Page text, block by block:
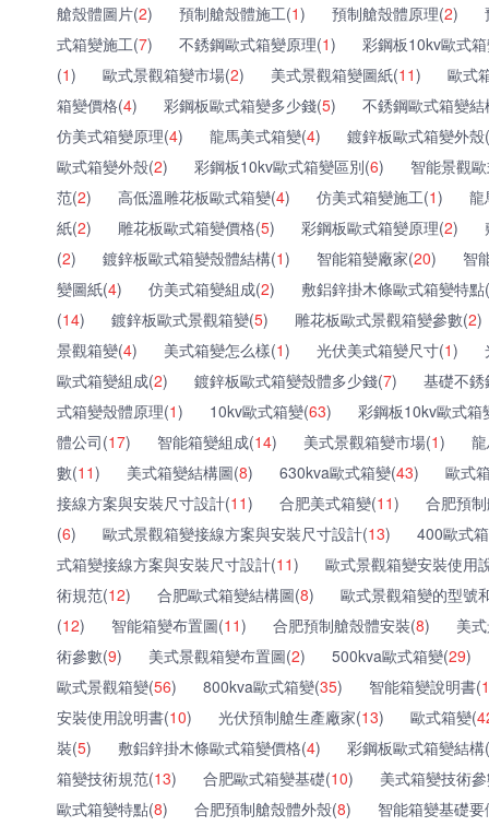
艙殼體圖片(2) 預制艙殼體施工(1) 預制艙殼體原理(2)
式箱變施工(7) 不銹鋼歐式箱變原理(1)
彩鋼板10kv歐式
(1) 歐式景觀箱變市場(2) 美式景觀箱變圖紙(11)
歐式
箱變價格(4) 彩鋼板歐式箱變多少錢(5)
不銹鋼歐式箱變結
仿美式箱變原理(4) 龍馬美式箱變(4)
鍍鋅板歐式箱變外殼(
歐式箱變外殼(2) 彩鋼板10kv歐式箱變區別(6)
智能景觀
范(2) 高低溫雕花板歐式箱變(4) 仿美式箱變施工(1)
龍
紙(2) 雕花板歐式箱變價格(5) 彩鋼板歐式箱變原理(2)
(2) 鍍鋅板歐式箱變殼體結構(1) 智能箱變廠家(20)
智
變圖紙(4) 仿美式箱變組成(2)
敷鋁鋅掛木條歐式箱變特點(
(14) 鍍鋅板歐式景觀箱變(5) 雕花板歐式景觀箱變參數(2)
景觀箱變(4) 美式箱變怎么樣(1) 光伏美式箱變尺寸(1)
歐式箱變組成(2) 鍍鋅板歐式箱變殼體多少錢(7)
基礎不
式箱變殼體原理(1) 10kv歐式箱變(63)
彩鋼板10kv歐式箱
體公司(17) 智能箱變組成(14) 美式景觀箱變市場(1)
數(11) 美式箱變結構圖(8) 630kva歐式箱變(43)
歐式
接線方案與安裝尺寸設計(11) 合肥美式箱變(11)
合肥預
(6) 歐式景觀箱變接線方案與安裝尺寸設計(13)
400歐式
式箱變接線方案與安裝尺寸設計(11)
歐式景觀箱變安裝使用
術規范(12) 合肥歐式箱變結構圖(8)
歐式景觀箱變的型號
(12) 智能箱變布置圖(11) 合肥預制艙殼體安裝(8)
美
術參數(9) 美式景觀箱變布置圖(2) 500kva歐式箱變(29)
歐式景觀箱變(56) 800kva歐式箱變(35) 智能箱變說明書(
安裝使用說明書(10) 光伏預制艙生產廠家(13) 歐式箱變(
裝(5) 敷鋁鋅掛木條歐式箱變價格(4)
彩鋼板歐式箱變結構(
箱變技術規范(13) 合肥歐式箱變基礎(10)
美式箱變技術
歐式箱變特點(8) 合肥預制艙殼體外殼(8)
智能箱變基礎